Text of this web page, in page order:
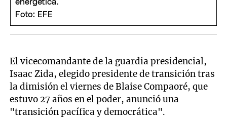
El vicecomandante de la guardia presidencial,
Isaac Zida, elegido presidente de transición tras
la dimisión el viernes de Blaise Compaoré, que
estuvo 27 años en el poder, anunció una
"transición pacífica y democrática".